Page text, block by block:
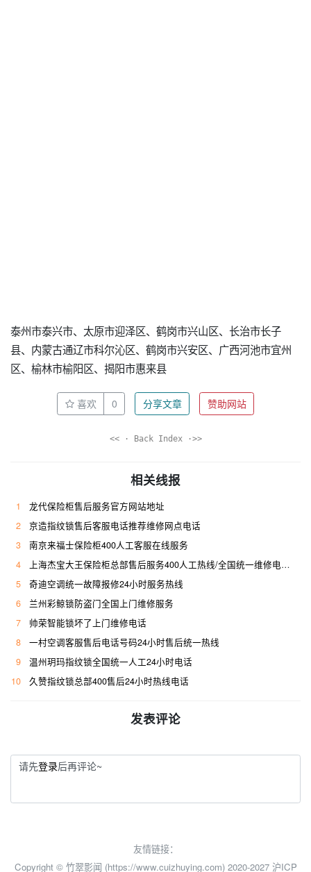
泰州市泰兴市、太原市迎泽区、鹤岗市兴山区、长治市长子
县、内蒙古通辽市科尔沁区、鹤岗市兴安区、广西河池市宜州
区、榆林市榆阳区、揭阳市惠来县
喜欢 0 分享文章 赞助网站
<< · Back Index ·>>
相关线报
1
龙代保险柜售后服务官方网站地址
2
京造指纹锁售后客服电话推荐维修网点电话
3
南京来福士保险柜400人工客服在线服务
4
上海杰宝大王保险柜总部售后服务400人工热线/全国统一维修电话是多少
5
奇迪空调统一故障报修24小时服务热线
6
兰州彩鲸锁防盗门全国上门维修服务
7
帅荣智能锁坏了上门维修电话
8
一村空调客服售后电话号码24小时售后统一热线
9
温州玥玛指纹锁全国统一人工24小时电话
10
久赞指纹锁总部400售后24小时热线电话
发表评论
请先登录后再评论~
友情链接：
Copyright © 竹翠影闻 (https://www.cuizhuying.com) 2020-2027 沪ICP